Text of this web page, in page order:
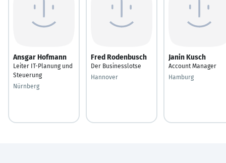
Ansgar Hofmann
Leiter IT-Planung und
Steuerung
Nürnberg
Fred Rodenbusch
Der Businesslotse
Hannover
Janin Kusch
Account Manager
Hamburg